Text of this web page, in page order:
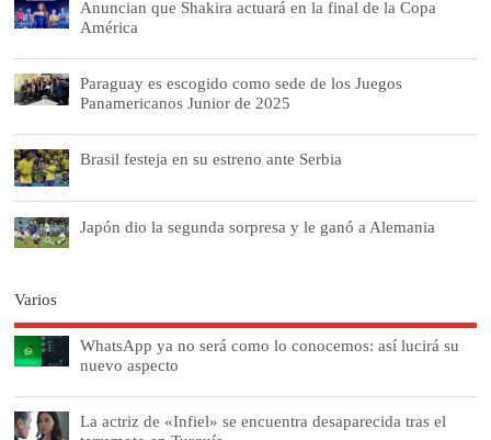
Anuncian que Shakira actuará en la final de la Copa
América
Paraguay es escogido como sede de los Juegos
Panamericanos Junior de 2025
Brasil festeja en su estreno ante Serbia
Japón dio la segunda sorpresa y le ganó a Alemania
Varios
WhatsApp ya no será como lo conocemos: así lucirá su
nuevo aspecto
La actriz de «Infiel» se encuentra desaparecida tras el